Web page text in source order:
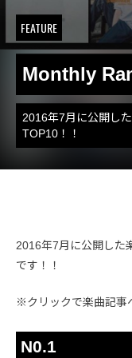
FEATURE
Monthly
2016年7月に公開し
TOP10！！
2016年7月に公開した
です！！
※クリックで楽曲記事
N0.1